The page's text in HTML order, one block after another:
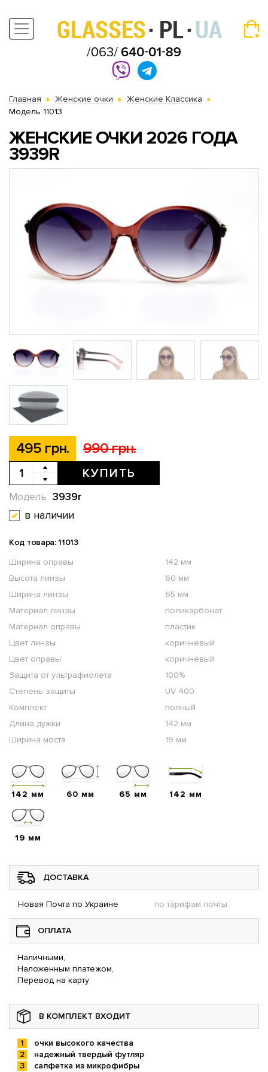
Главная Женские очки
Женские Классика
Модель 11013
ЖЕНСКИЕ ОЧКИ 2026 ГОДА
3939R
495 грн. 990 грн.
КУПИТЬ
3939r
Модель
в наличии
Код товара: 11013
Ширина оправы
142 мм
Высота линзы
60 мм
Ширина линзы
65 мм
Материал линзы
поликарбонат
Материал оправы
пластик
Цвет линзы
коричневый
Цвет оправы
коричневый
Защита от ультрафиолета
100%
Степень защиты
UV 400
Комплект
полный
Длина дужки
142 мм
Ширина моста
19 мм
142 мм 60 мм 65 мм 142 мм
19 мм
ДОСТАВКА
Новая Почта по Украине по тарифам почты
ОПЛАТА
Наличными,
Наложенным платежом,
Перевод на карту
В КОМПЛЕКТ ВХОДИТ
очки высокого качества
надежный твердый футляр
салфетка из микрофибры